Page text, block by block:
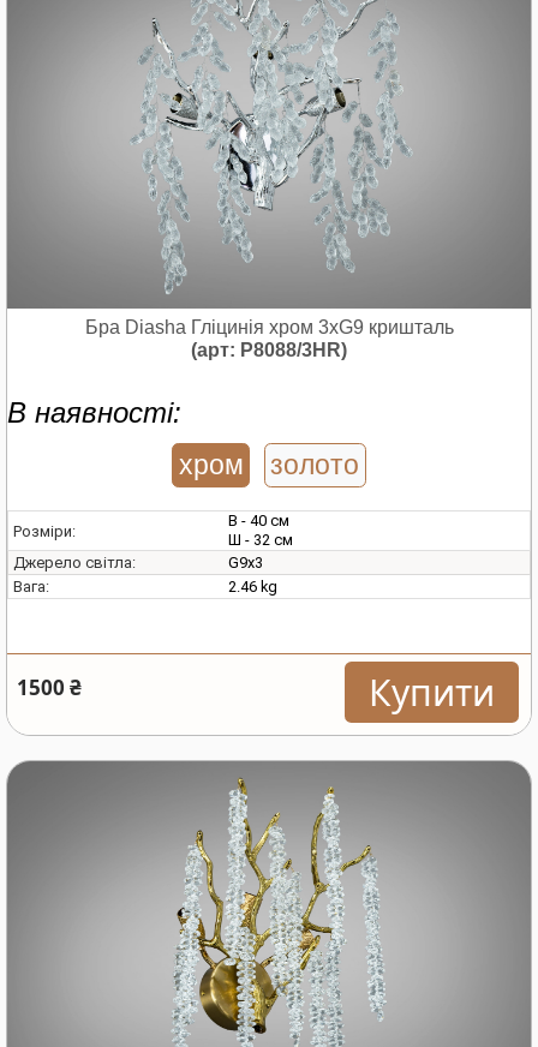
Бра Diasha Гліцинія хром 3xG9 кришталь
(арт: P8088/3HR)
В наявності:
хром золото
Розміри:
В - 40 см
Ш - 32 см
Джерело світла:
G9х3
Вага:
2.46 kg
1500 ₴ Купити